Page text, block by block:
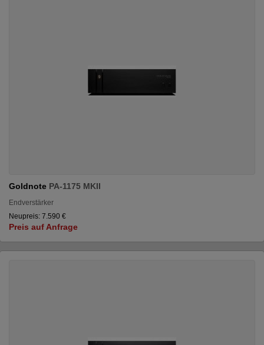
Goldnote PA-1175 MKII
Endverstärker
Neupreis: 7.590 €
Preis auf Anfrage